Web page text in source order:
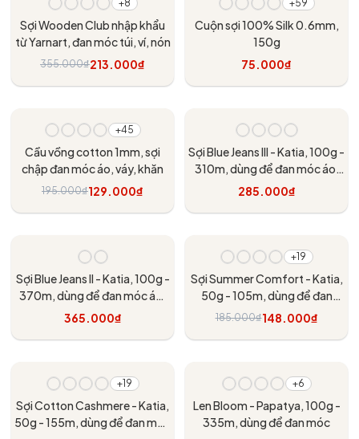
+8
Sợi Wooden Club nhập khẩu
từ Yarnart, đan móc túi, ví, nón
355.000₫213.000₫
+59
Cuộn sợi 100% Silk 0.6mm,
150g
75.000₫
- 34%
+45
Cầu vồng cotton 1mm, sợi
chập đan móc áo, váy, khăn
195.000₫129.000₫
Sợi Blue Jeans III - Katia, 100g -
310m, dùng để đan móc áo,
khăn
285.000₫
Sợi Blue Jeans II - Katia, 100g -
370m, dùng để đan móc áo,
khăn
365.000₫
- 20%
+19
Sợi Summer Comfort - Katia,
50g - 105m, dùng để đan
móc áo, khăn
185.000₫148.000₫
+19
Sợi Cotton Cashmere - Katia,
50g - 155m, dùng để đan móc
+6
Len Bloom - Papatya, 100g -
335m, dùng để đan móc